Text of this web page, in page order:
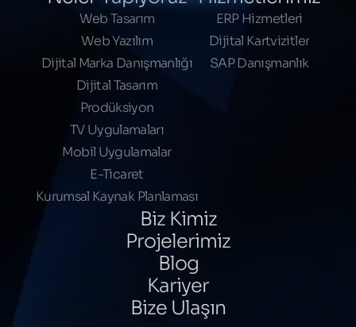
Web Tasarım
Web Yazılım
Dijital Marka Danışmanlığı
Dijital Tasarım
Prodüksiyon
TV Uygulamaları
Mobil Uygulamalar
E-Ticaret
Kurumsal Kaynak Planlaması
ERP Hizmetleri
Dijital Kartvizitler
SAP Danışmanlık
Biz Kimiz
Projelerimiz
Blog
Kariyer
Bize Ulaşın